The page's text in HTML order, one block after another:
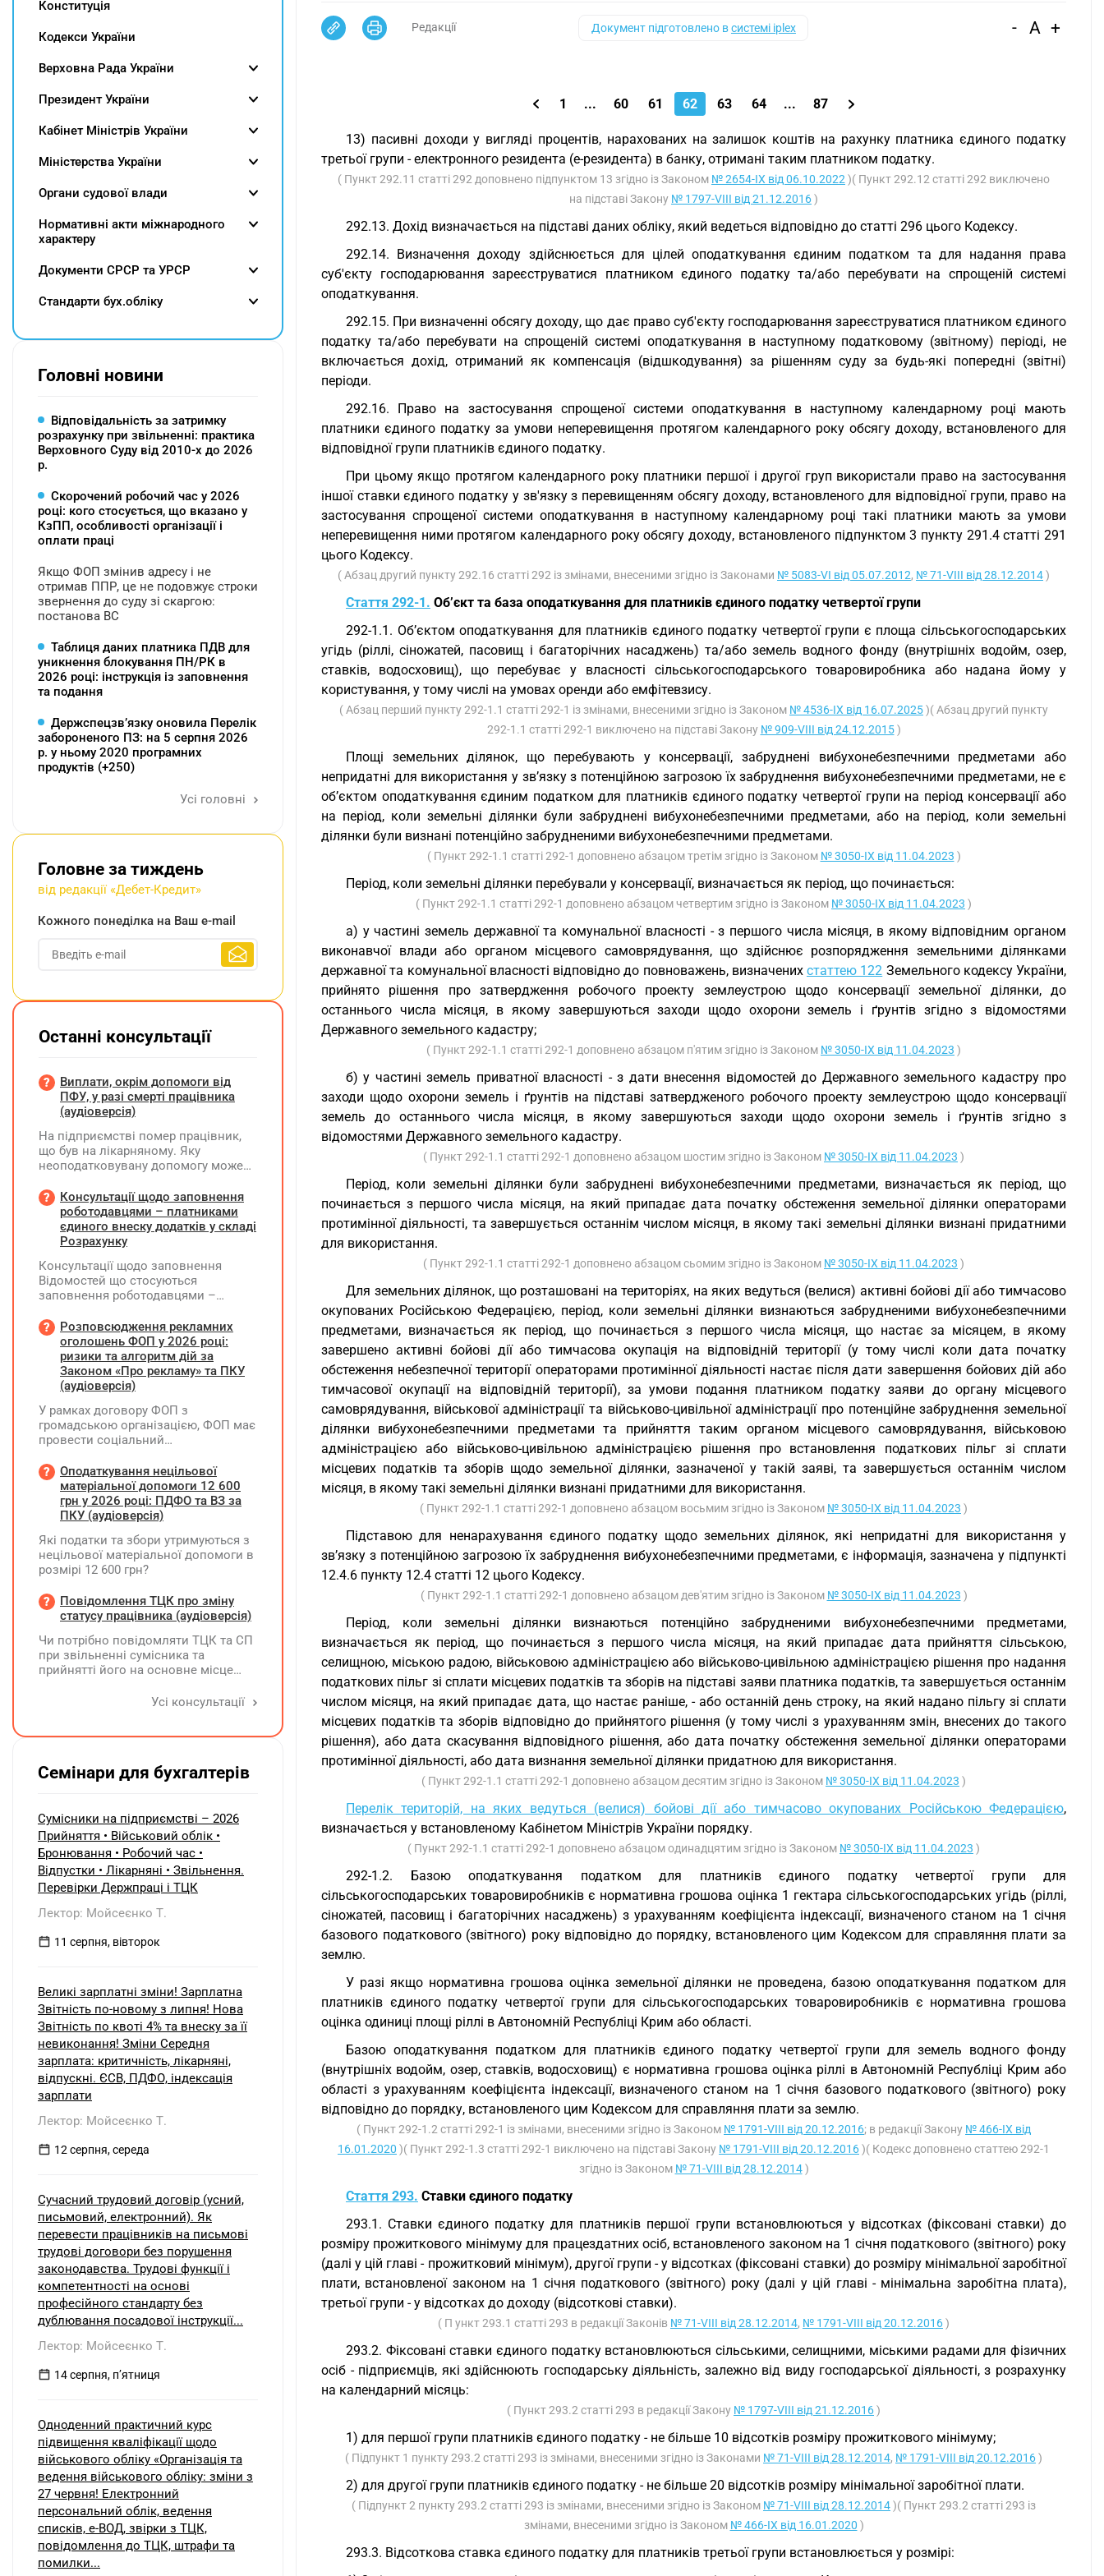
Редакції Документ підготовлено всистемі iplex - A +
1 ... 60 61 62 63 64 ... 87
13) пасивні доходи у вигляді процентів, нарахованих на залишок коштів на рахунку платника єдиного податку
третьої групи - електронного резидента (е-резидента) в банку, отримані таким платником податку.
( Пункт 292.11 статті 292 доповнено підпунктом 13 згідно із Законом № 2654-IX від 06.10.2022 )( Пункт 292.12 статті 292 виключено
на підставі Закону № 1797-VIII від 21.12.2016)
292.13. Дохід визначається на підставі даних обліку, який ведеться відповідно до статті 296 цього Кодексу.
292.14. Визначення доходу здійснюється для цілей оподаткування єдиним податком та для надання права
суб'єкту господарювання зареєструватися платником єдиного податку та/або перебувати на спрощеній системі
оподаткування.
292.15. При визначенні обсягу доходу, що дає право суб'єкту господарювання зареєструватися платником єдиного
податку та/або перебувати на спрощеній системі оподаткування в наступному податковому (звітному) періоді, не
включається дохід, отриманий як компенсація (відшкодування) за рішенням суду за будь-які попередні (звітні)
періоди.
292.16. Право на застосування спрощеної системи оподаткування в наступному календарному році мають
платники єдиного податку за умови неперевищення протягом календарного року обсягу доходу, встановленого для
відповідної групи платників єдиного податку.
При цьому якщо протягом календарного року платники першої і другої груп використали право на застосування
іншої ставки єдиного податку у зв'язку з перевищенням обсягу доходу, встановленого для відповідної групи, право на
застосування спрощеної системи оподаткування в наступному календарному році такі платники мають за умови
неперевищення ними протягом календарного року обсягу доходу, встановленого підпунктом 3 пункту 291.4 статті 291
цього Кодексу.
( Абзац другий пункту 292.16 статті 292 із змінами, внесеними згідно із Законами № 5083-VI від 05.07.2012, № 71-VIII від 28.12.2014)
Стаття 292-1. Об’єкт та база оподаткування для платників єдиного податку четвертої групи
292-1.1. Об’єктом оподаткування для платників єдиного податку четвертої групи є площа сільськогосподарських
угідь (ріллі, сіножатей, пасовищ і багаторічних насаджень) та/або земель водного фонду (внутрішніх водойм, озер,
ставків, водосховищ), що перебуває у власності сільськогосподарського товаровиробника або надана йому у
користування, у тому числі на умовах оренди або емфітевзису.
( Абзац перший пункту 292-1.1 статті 292-1 із змінами, внесеними згідно із Законом № 4536-IX від 16.07.2025)( Абзац другий пункту
292-1.1 статті 292-1 виключено на підставі Закону № 909-VIII від 24.12.2015)
Площі земельних ділянок, що перебувають у консервації, забруднені вибухонебезпечними предметами або
непридатні для використання у зв’язку з потенційною загрозою їх забруднення вибухонебезпечними предметами, не є
об’єктом оподаткування єдиним податком для платників єдиного податку четвертої групи на період консервації або
на період, коли земельні ділянки були забруднені вибухонебезпечними предметами, або на період, коли земельні
ділянки були визнані потенційно забрудненими вибухонебезпечними предметами.
( Пункт 292-1.1 статті 292-1 доповнено абзацом третім згідно із Законом № 3050-IX від 11.04.2023 )
Період, коли земельні ділянки перебували у консервації, визначається як період, що починається:
( Пункт 292-1.1 статті 292-1 доповнено абзацом четвертим згідно із Законом № 3050-IX від 11.04.2023 )
а) у частині земель державної та комунальної власності - з першого числа місяця, в якому відповідним органом
виконавчої влади або органом місцевого самоврядування, що здійснює розпорядження земельними ділянками
державної та комунальної власності відповідно до повноважень, визначених статтею 122 Земельного кодексу України,
прийнято рішення про затвердження робочого проекту землеустрою щодо консервації земельної ділянки, до
останнього числа місяця, в якому завершуються заходи щодо охорони земель і ґрунтів згідно з відомостями
Державного земельного кадастру;
( Пункт 292-1.1 статті 292-1 доповнено абзацом п'ятим згідно із Законом № 3050-IX від 11.04.2023 )
б) у частині земель приватної власності - з дати внесення відомостей до Державного земельного кадастру про
заходи щодо охорони земель і ґрунтів на підставі затвердженого робочого проекту землеустрою щодо консервації
земель до останнього числа місяця, в якому завершуються заходи щодо охорони земель і ґрунтів згідно з
відомостями Державного земельного кадастру.
( Пункт 292-1.1 статті 292-1 доповнено абзацом шостим згідно із Законом № 3050-IX від 11.04.2023 )
Період, коли земельні ділянки були забруднені вибухонебезпечними предметами, визначається як період, що
починається з першого числа місяця, на який припадає дата початку обстеження земельної ділянки операторами
протимінної діяльності, та завершується останнім числом місяця, в якому такі земельні ділянки визнані придатними
для використання.
( Пункт 292-1.1 статті 292-1 доповнено абзацом сьомим згідно із Законом № 3050-IX від 11.04.2023 )
Для земельних ділянок, що розташовані на територіях, на яких ведуться (велися) активні бойові дії або тимчасово
окупованих Російською Федерацією, період, коли земельні ділянки визнаються забрудненими вибухонебезпечними
предметами, визначається як період, що починається з першого числа місяця, що настає за місяцем, в якому
завершено активні бойові дії або тимчасова окупація на відповідній території (у тому числі коли дата початку
обстеження небезпечної території операторами протимінної діяльності настає після дати завершення бойових дій або
тимчасової окупації на відповідній території), за умови подання платником податку заяви до органу місцевого
самоврядування, військової адміністрації та військово-цивільної адміністрації про потенційне забруднення земельної
ділянки вибухонебезпечними предметами та прийняття таким органом місцевого самоврядування, військовою
адміністрацією або військово-цивільною адміністрацією рішення про встановлення податкових пільг зі сплати
місцевих податків та зборів щодо земельної ділянки, зазначеної у такій заяві, та завершується останнім числом
місяця, в якому такі земельні ділянки визнані придатними для використання.
( Пункт 292-1.1 статті 292-1 доповнено абзацом восьмим згідно із Законом № 3050-IX від 11.04.2023 )
Підставою для ненарахування єдиного податку щодо земельних ділянок, які непридатні для використання у
зв’язку з потенційною загрозою їх забруднення вибухонебезпечними предметами, є інформація, зазначена у підпункті
12.4.6 пункту 12.4 статті 12 цього Кодексу.
( Пункт 292-1.1 статті 292-1 доповнено абзацом дев'ятим згідно із Законом № 3050-IX від 11.04.2023 )
Період, коли земельні ділянки визнаються потенційно забрудненими вибухонебезпечними предметами,
визначається як період, що починається з першого числа місяця, на який припадає дата прийняття сільською,
селищною, міською радою, військовою адміністрацією або військово-цивільною адміністрацією рішення про надання
податкових пільг зі сплати місцевих податків та зборів на підставі заяви платника податків, та завершується останнім
числом місяця, на який припадає дата, що настає раніше, - або останній день строку, на який надано пільгу зі сплати
місцевих податків та зборів відповідно до прийнятого рішення (у тому числі з урахуванням змін, внесених до такого
рішення), або дата скасування відповідного рішення, або дата початку обстеження земельної ділянки операторами
протимінної діяльності, або дата визнання земельної ділянки придатною для використання.
( Пункт 292-1.1 статті 292-1 доповнено абзацом десятим згідно із Законом № 3050-IX від 11.04.2023 )
Перелік територій, на яких ведуться (велися) бойові дії або тимчасово окупованих Російською Федерацією,
визначається у встановленому Кабінетом Міністрів України порядку.
( Пункт 292-1.1 статті 292-1 доповнено абзацом одинадцятим згідно із Законом № 3050-IX від 11.04.2023 )
292-1.2. Базою оподаткування податком для платників єдиного податку четвертої групи для
сільськогосподарських товаровиробників є нормативна грошова оцінка 1 гектара сільськогосподарських угідь (ріллі,
сіножатей, пасовищ і багаторічних насаджень) з урахуванням коефіцієнта індексації, визначеного станом на 1 січня
базового податкового (звітного) року відповідно до порядку, встановленого цим Кодексом для справляння плати за
землю.
У разі якщо нормативна грошова оцінка земельної ділянки не проведена, базою оподаткування податком для
платників єдиного податку четвертої групи для сільськогосподарських товаровиробників є нормативна грошова
оцінка одиниці площі ріллі в Автономній Республіці Крим або області.
Базою оподаткування податком для платників єдиного податку четвертої групи для земель водного фонду
(внутрішніх водойм, озер, ставків, водосховищ) є нормативна грошова оцінка ріллі в Автономній Республіці Крим або
області з урахуванням коефіцієнта індексації, визначеного станом на 1 січня базового податкового (звітного) року
відповідно до порядку, встановленого цим Кодексом для справляння плати за землю.
( Пункт 292-1.2 статті 292-1 із змінами, внесеними згідно із Законом № 1791-VIII від 20.12.2016; в редакції Закону № 466-IX від
16.01.2020 )( Пункт 292-1.3 статті 292-1 виключено на підставі Закону № 1791-VIII від 20.12.2016)( Кодекс доповнено статтею 292-1
згідно із Законом № 71-VIII від 28.12.2014)
Стаття 293. Ставки єдиного податку
293.1. Ставки єдиного податку для платників першої групи встановлюються у відсотках (фіксовані ставки) до
розміру прожиткового мінімуму для працездатних осіб, встановленого законом на 1 січня податкового (звітного) року
(далі у цій главі - прожитковий мінімум), другої групи - у відсотках (фіксовані ставки) до розміру мінімальної заробітної
плати, встановленої законом на 1 січня податкового (звітного) року (далі у цій главі - мінімальна заробітна плата),
третьої групи - у відсотках до доходу (відсоткові ставки).
( П ункт 293.1 статті 293 в редакції Законів № 71-VIII від 28.12.2014, № 1791-VIII від 20.12.2016)
293.2. Фіксовані ставки єдиного податку встановлюються сільськими, селищними, міськими радами для фізичних
осіб - підприємців, які здійснюють господарську діяльність, залежно від виду господарської діяльності, з розрахунку
на календарний місяць:
( Пункт 293.2 статті 293 в редакції Закону № 1797-VIII від 21.12.2016)
1) для першої групи платників єдиного податку - не більше 10 відсотків розміру прожиткового мінімуму;
( Підпункт 1 пункту 293.2 статті 293 із змінами, внесеними згідно із Законами № 71-VIII від 28.12.2014, № 1791-VIII від 20.12.2016)
2) для другої групи платників єдиного податку - не більше 20 відсотків розміру мінімальної заробітної плати.
( Підпункт 2 пункту 293.2 статті 293 із змінами, внесеними згідно із Законом № 71-VIII від 28.12.2014)( Пункт 293.2 статті 293 із
змінами, внесеними згідно із Законом № 466-IX від 16.01.2020 )
293.3. Відсоткова ставка єдиного податку для платників третьої групи встановлюється у розмірі:
Конституція
Кодекси України
Верховна Рада України
Президент України
Кабінет Міністрів України
Міністерства України
Органи судової влади
Нормативні акти міжнародного
характеру
Документи СРСР та УРСР
Cтандарти бух.обліку
Головні новини
Відповідальність за затримку
розрахунку при звільненні: практика
Верховного Суду від 2010-х до 2026
р.
Скорочений робочий час у 2026
році: кого стосується, що вказано у
КзПП, особливості організації і
оплати праці
Якщо ФОП змінив адресу і не
отримав ППР, це не подовжує строки
звернення до суду зі скаргою:
постанова ВС
Таблиця даних платника ПДВ для
уникнення блокування ПН/РК в
2026 році: інструкція із заповнення
та подання
Держспецзв’язку оновила Перелік
забороненого ПЗ: на 5 серпня 2026
р. у ньому 2020 програмних
продуктів (+250)
Усі головні
Головне за тиждень
від редакції «Дебет-Кредит»
Кожного понеділка на Ваш e-mail
Останні консультації
Виплати, окрім допомоги від
ПФУ, у разі смерті працівника
(аудіоверсія)
На підприємстві помер працівник,
що був на лікарняному. Яку
неоподатковувану допомогу може
від ПФУ? Кому і як виплатити
лікарняні, що прийшли на рахунок
підприємства, та розрахункові
(компенсація за невикористані дні
Консультації щодо заповнення
роботодавцями – платниками
єдиного внеску додатків у складі
Розрахунку
Консультації щодо заповнення
Відомостей що стосуються
заповнення роботодавцями –
додатків Д1, Д2, Д3, Д5 та Д6 у складі
Розрахунку ЮО та додатків ФІЗ-Д1,
ФІЗ-Д5 та ФІЗ-Д6 у складі Розрахунку
ФОП/НПД, здійснює ПФУ
Розповсюдження рекламних
оголошень ФОП у 2026 році:
ризики та алгоритм дій за
Законом «Про рекламу» та ПКУ
(аудіоверсія)
У рамках договору ФОП з
громадською організацією, ФОП має
провести соціальний
Реєстрацію на цей захід ФОП
проводить через номер телефону,
який зазначено у листівках, які він
розклеїв на стовпах району та
для ГО по запиту на реєстрацію - це
фото цих рекламних об'яв. Чи
виникає у ФОПа зобов'язання по
Чи є будь які податкові наслідки по
розповсюдженню цих об'яв?
Оподаткування нецільової
матеріальної допомоги 12 600
грн у 2026 році: ПДФО та ВЗ за
ПКУ (аудіоверсія)
Які податки та збори утримуються з
нецільової матеріальної допомоги в
розмірі 12 600 грн?
Повідомлення ТЦК про зміну
статусу працівника (аудіоверсія)
Чи потрібно повідомляти ТЦК та СП
при звільненні сумісника та
прийнятті його на основне місце
Усі консультації
Семінари для бухгалтерів
Сумісники на підприємстві – 2026
Прийняття • Військовий облік •
Бронювання • Робочий час •
Відпустки • Лікарняні • Звільнення.
Перевірки Держпраці і ТЦК
Лектор: Мойсеєнко Т.
11 серпня, вівторок
Великі зарплатні зміни! Зарплатна
Звітність по-новому з липня! Нова
Звітність по квоті 4% та внеску за її
невиконання! Зміни Середня
зарплата: критичність, лікарняні,
відпускні. ЄСВ, ПДФО, індексація
зарплати
Лектор: Мойсеєнко Т.
12 серпня, середа
Сучасний трудовий договір (усний,
письмовий, електронний). Як
перевести працівників на письмові
трудові договори без порушення
законодавства. Трудові функції і
компетентності на основі
професійного стандарту без
дублювання посадової інструкції...
Лектор: Мойсеєнко Т.
14 серпня, пʼятниця
Одноденний практичний курс
підвищення кваліфікації щодо
військового обліку «Організація та
ведення військового обліку: зміни з
27 червня! Електронний
персональний облік, ведення
списків, е-ВОД, звірки з ТЦК,
повідомлення до ТЦК, штрафи та
помилки...